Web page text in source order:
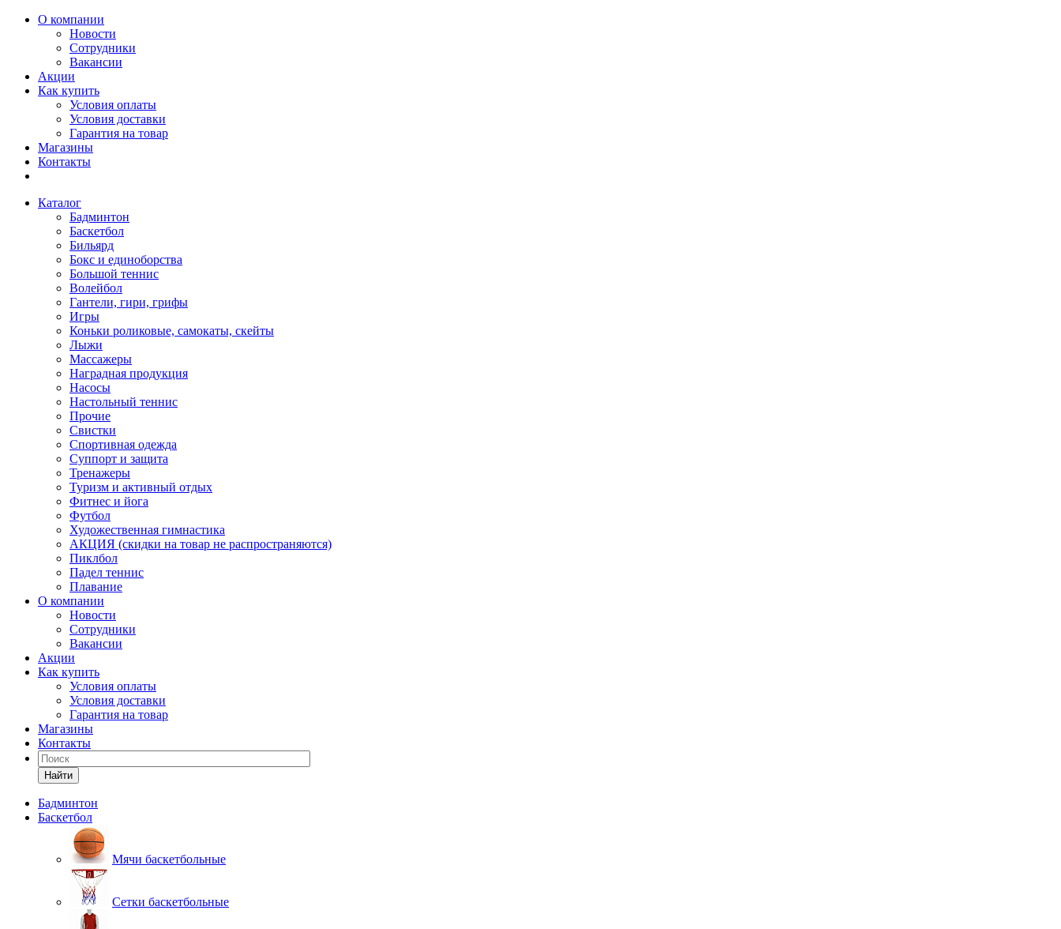
О компании
Новости
Сотрудники
Вакансии
Акции
Как купить
Условия оплаты
Условия доставки
Гарантия на товар
Магазины
Контакты
Каталог
Бадминтон
Баскетбол
Бильярд
Бокс и единоборства
Большой теннис
Волейбол
Гантели, гири, грифы
Игры
Коньки роликовые, самокаты, скейты
Лыжи
Массажеры
Наградная продукция
Насосы
Настольный теннис
Прочие
Свистки
Спортивная одежда
Суппорт и защита
Тренажеры
Туризм и активный отдых
Фитнес и йога
Футбол
Художественная гимнастика
АКЦИЯ (скидки на товар не распространяются)
Пиклбол
Падел теннис
Плавание
О компании
Новости
Сотрудники
Вакансии
Акции
Как купить
Условия оплаты
Условия доставки
Гарантия на товар
Магазины
Контакты
Найти
Бадминтон
Баскетбол
Мячи баскетбольные
Сетки баскетбольные